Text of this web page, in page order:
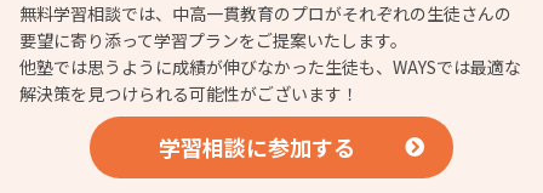
無料学習相談では、中高一貫教育のプロがそれぞれの生徒さんの
要望に寄り添って学習プランをご提案いたします。
他塾では思うように成績が伸びなかった生徒も、WAYSでは最適な
解決策を見つけられる可能性がございます！
学習相談に参加する